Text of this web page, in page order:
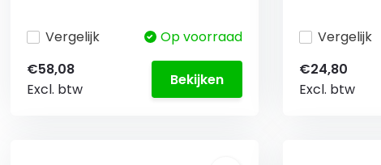
Vergelijk
Op voorraad
€58,08
Excl. btw
Bekijken
Vergelijk
€24,80
Excl. btw